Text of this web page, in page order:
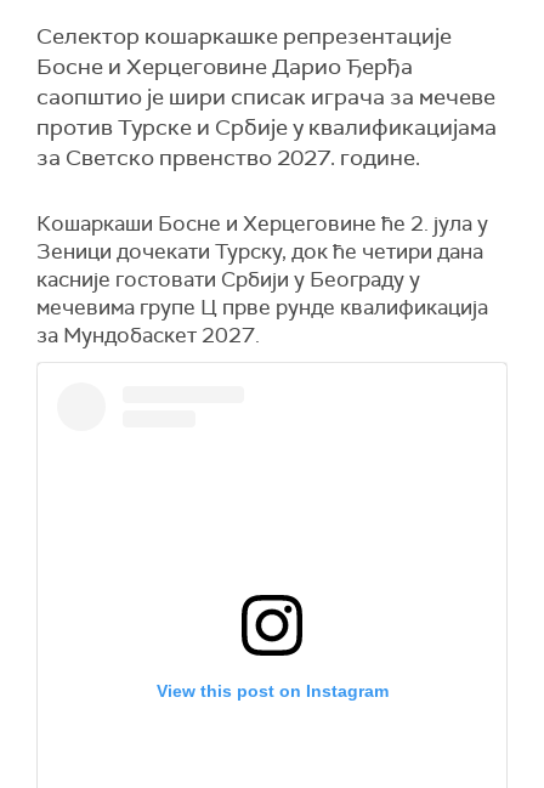
Селектор кошаркашке репрезентације
Босне и Херцеговине Дарио Ђерђа
саопштио је шири списак играча за мечеве
против Турске и Србије у квалификацијама
за Светско првенство 2027. године.
Кошаркаши Бoсне и Херцеговине ће 2. јула у
Зеници дочекати Турску, док ће четири дана
касније гостовати Србији у Београду у
мечевима групе Ц прве рунде квалификација
за Мундобаскет 2027.
View this post on Instagram